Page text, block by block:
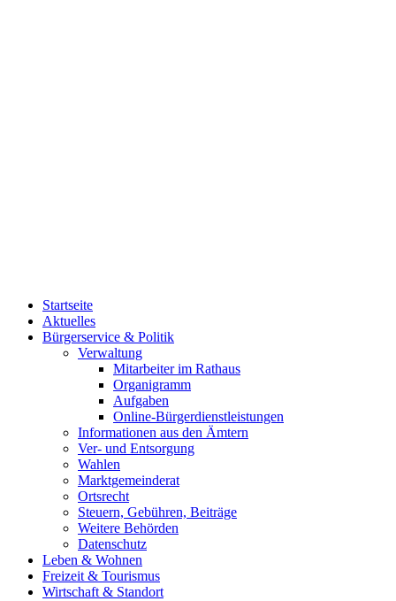
Startseite
Aktuelles
Bürgerservice & Politik
Verwaltung
Mitarbeiter im Rathaus
Organigramm
Aufgaben
Online-Bürgerdienstleistungen
Informationen aus den Ämtern
Ver- und Entsorgung
Wahlen
Marktgemeinderat
Ortsrecht
Steuern, Gebühren, Beiträge
Weitere Behörden
Datenschutz
Leben & Wohnen
Freizeit & Tourismus
Wirtschaft & Standort